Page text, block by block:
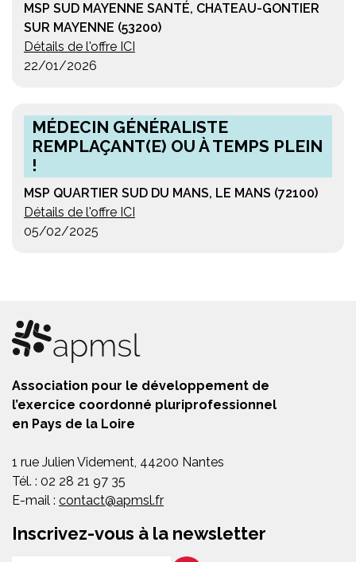
MSP SUD MAYENNE SANTÉ, CHATEAU-GONTIER
SUR MAYENNE (53200)
Détails de l'offre ICI
22/01/2026
MÉDECIN GÉNÉRALISTE
REMPLAÇANT(E) OU À TEMPS PLEIN
!
MSP QUARTIER SUD DU MANS, LE MANS (72100)
Détails de l'offre ICI
05/02/2025
Association pour le développement de
l’exercice coordonné pluriprofessionnel
en Pays de la Loire
1 rue Julien Videment, 44200 Nantes
Tél. : 02 28 21 97 35
E-mail : contact@apmsl.fr
Inscrivez-vous à la newsletter